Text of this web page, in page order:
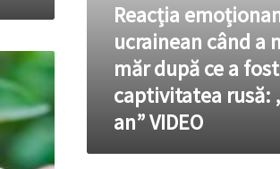
eliberat
captivitatea
la
Reacția
ucrainean când a
măr după ce a
captivitatea rusă:
an” VIDEO